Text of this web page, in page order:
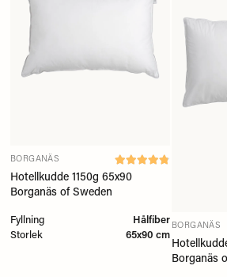
BORGANÄS
Hotellkudde 1150g 65x90
Borganäs of Sweden
Fyllning
Hålfiber
Storlek
65x90 cm
BORGANÄS
Borganäs